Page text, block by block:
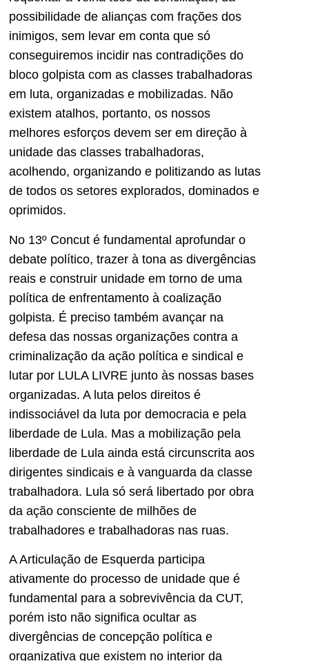
possibilidade de alianças com frações dos
inimigos, sem levar em conta que só
conseguiremos incidir nas contradições do
bloco golpista com as classes trabalhadoras
em luta, organizadas e mobilizadas. Não
existem atalhos, portanto, os nossos
melhores esforços devem ser em direção à
unidade das classes trabalhadoras,
acolhendo, organizando e politizando as lutas
de todos os setores explorados, dominados e
oprimidos.
No 13º Concut é fundamental aprofundar o
debate político, trazer à tona as divergências
reais e construir unidade em torno de uma
política de enfrentamento à coalização
golpista. É preciso também avançar na
defesa das nossas organizações contra a
criminalização da ação política e sindical e
lutar por LULA LIVRE junto às nossas bases
organizadas. A luta pelos direitos é
indissociável da luta por democracia e pela
liberdade de Lula. Mas a mobilização pela
liberdade de Lula ainda está circunscrita aos
dirigentes sindicais e à vanguarda da classe
trabalhadora. Lula só será libertado por obra
da ação consciente de milhões de
trabalhadores e trabalhadoras nas ruas.
A Articulação de Esquerda participa
ativamente do processo de unidade que é
fundamental para a sobrevivência da CUT,
porém isto não significa ocultar as
divergências de concepção política e
organizativa que existem no interior da